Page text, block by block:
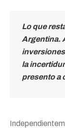
Lo que
Argentina.
la
presento a